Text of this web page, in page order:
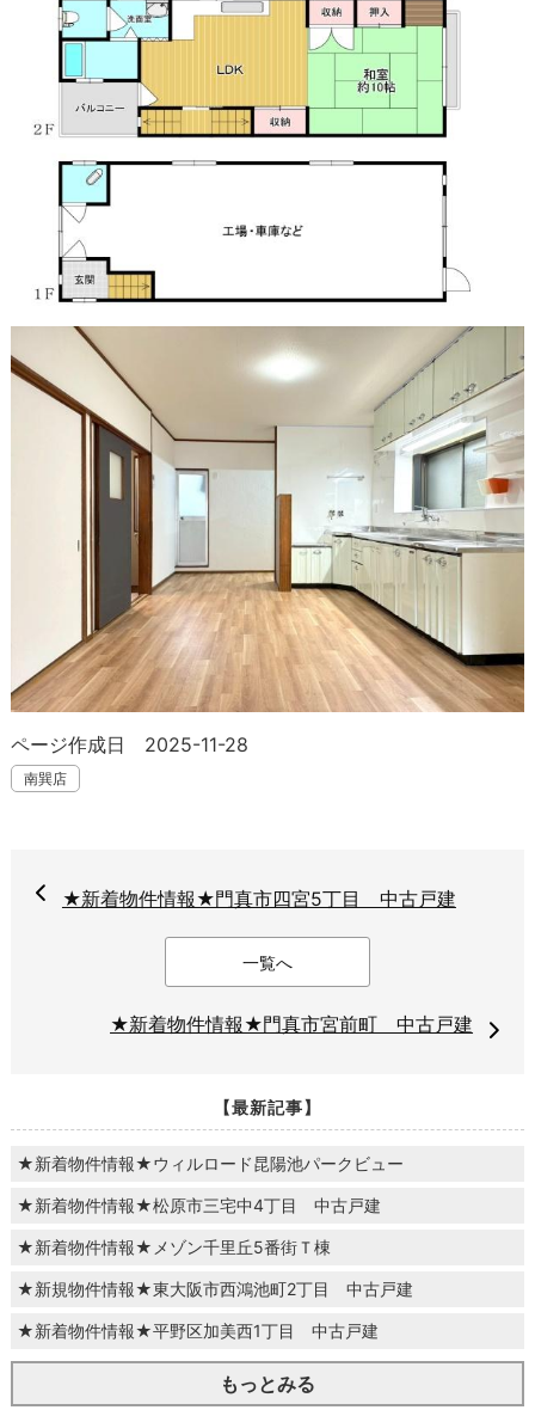
ページ作成日 2025-11-28
南巽店
★新着物件情報★門真市四宮5丁目 中古戸建
一覧へ
★新着物件情報★門真市宮前町 中古戸建
【最新記事】
★新着物件情報★ウィルロード昆陽池パークビュー
★新着物件情報★松原市三宅中4丁目 中古戸建
★新着物件情報★メゾン千里丘5番街Ｔ棟
★新規物件情報★東大阪市西鴻池町2丁目 中古戸建
★新着物件情報★平野区加美西1丁目 中古戸建
もっとみる